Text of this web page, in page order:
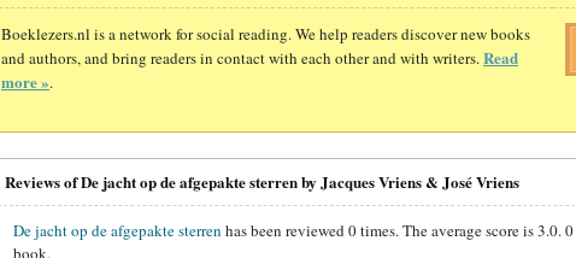
Boeklezers.nl is a network for social reading. We help readers discover new books
and authors, and bring readers in contact with each other and with writers. Read
more ».
Reviews of De jacht op de afgepakte sterren by Jacques Vriens & José Vriens
De jacht op de afgepakte sterren has been reviewed 0times. The average score is3.0. 0
book.